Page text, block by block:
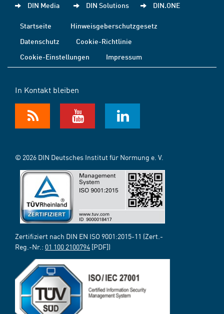
DIN Media DIN Solutions DIN.ONE
Startseite
Hinweisgeberschutzgesetz
Datenschutz
Cookie-Richtlinie
Cookie-Einstellungen
Impressum
In Kontakt bleiben
© 2026 DIN Deutsches Institut für Normung e. V.
Zertifiziert nach DIN EN ISO 9001:2015-11 (Zert.-
Reg.-Nr.: 01 100 2100794 [PDF])